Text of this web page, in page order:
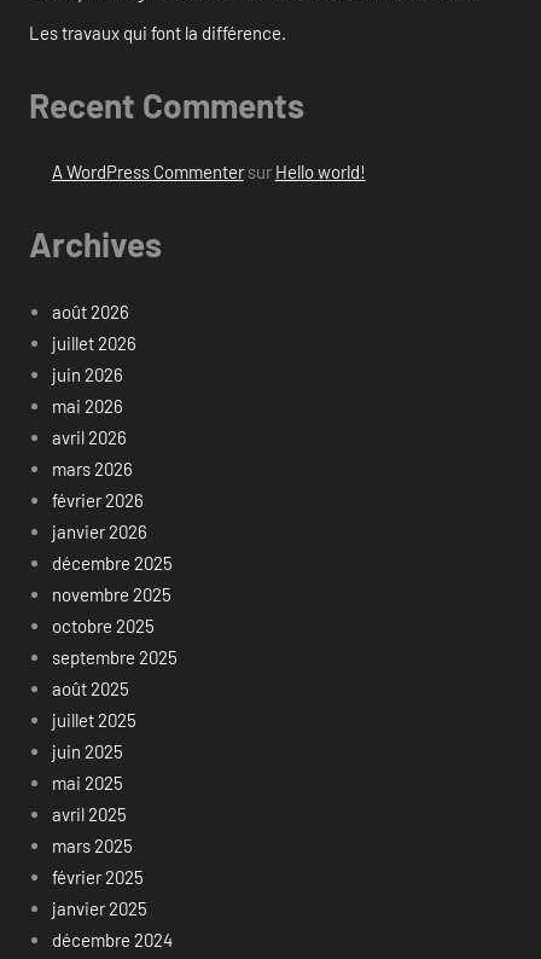
Les travaux qui font la différence.
Recent Comments
A WordPress Commentersur Hello world!
Archives
août 2026
juillet 2026
juin 2026
mai 2026
avril 2026
mars 2026
février 2026
janvier 2026
décembre 2025
novembre 2025
octobre 2025
septembre 2025
août 2025
juillet 2025
juin 2025
mai 2025
avril 2025
mars 2025
février 2025
janvier 2025
décembre 2024